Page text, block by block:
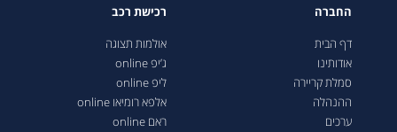
החברה
דף הבית
אודותינו
סמלת קריירה
ההנהלה
ערכים
רכישת רכב
אולמות תצוגה
ג’יפ online
ליפ online
אלפא רומיאו online
ראם online